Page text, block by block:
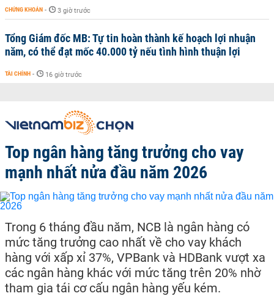
CHỨNG KHOÁN - 3 giờ trước
Tổng Giám đốc MB: Tự tin hoàn thành kế hoạch lợi nhuận
năm, có thể đạt mốc 40.000 tỷ nếu tình hình thuận lợi
TÀI CHÍNH - 16 giờ trước
Top ngân hàng tăng trưởng cho vay
mạnh nhất nửa đầu năm 2026
Trong 6 tháng đầu năm, NCB là ngân hàng có
mức tăng trưởng cao nhất về cho vay khách
hàng với xấp xỉ 37%, VPBank và HDBank vượt xa
các ngân hàng khác với mức tăng trên 20% nhờ
tham gia tái cơ cấu ngân hàng yếu kém.